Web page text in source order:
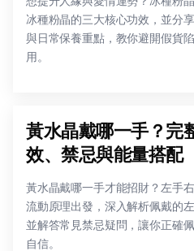
冰種粉晶的三大核心功效，並分
與日常保養重點，教你避開假貨
用。
黃水晶戴哪一手？完
效、禁忌與能量搭配
黃水晶戴哪一手才能招財？左手
流動原理出發，深入解析佩戴的
並解答常見禁忌疑問，讓你正確
自信。